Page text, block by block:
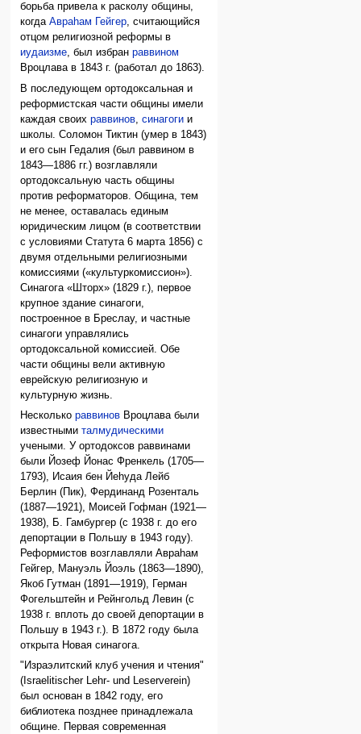
борьба привела к расколу общины,
когдаАвраhам Гейгер, считающийся
отцом религиозной реформы в
иудаизме, был избранраввином
Вроцлава в 1843 г. (работал до 1863).
В последующем ортодоксальная и
реформистская части общины имели
каждая своихраввинов ,синагоги и
школы. Соломон Тиктин (умер в 1843)
и его сын Гедалия (был раввином в
1843—1886 гг.) возглавляли
ортодоксальную часть общины
против реформаторов. Община, тем
не менее, оставалась единым
юридическим лицом (в соответствии
с условиями Статута 6 марта 1856) с
двумя отдельными религиозными
комиссиями («культуркомиссион»).
Синагога «Шторх» (1829 г.), первое
крупное здание синагоги,
построенное в Бреслау, и частные
синагоги управлялись
ортодоксальной комиссией. Обе
части общины вели активную
еврейскую религиозную и
культурную жизнь.
Несколькораввинов Вроцлава были
известнымиталмудическими
учеными. У ортодоксов раввинами
были Йозеф Йонас Френкель (1705—
1793), Исаия бен Йеhуда Лейб
Берлин (Пик), Фердинанд Розенталь
(1887—1921), Моисей Гофман (1921—
1938), Б. Гамбургер (с 1938 г. до его
депортации в Польшу в 1943 году).
Реформистов возглавляли Авраhам
Гейгер, Мануэль Йоэль (1863—1890),
Якоб Гутман (1891—1919), Герман
Фогельштейн и Рейнгольд Левин (с
1938 г. вплоть до своей депортации в
Польшу в 1943 г.). В 1872 году была
открыта Новая синагога.
"Израэлитский клуб учения и чтения"
(Israelitischer Lehr- und Leserverein)
был основан в 1842 году, его
библиотека позднее принадлежала
общине. Первая современная